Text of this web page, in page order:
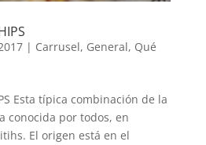
| Carrusel, General, Qué
Esta típica combinación de la
conocida por todos, en
El origen está en el